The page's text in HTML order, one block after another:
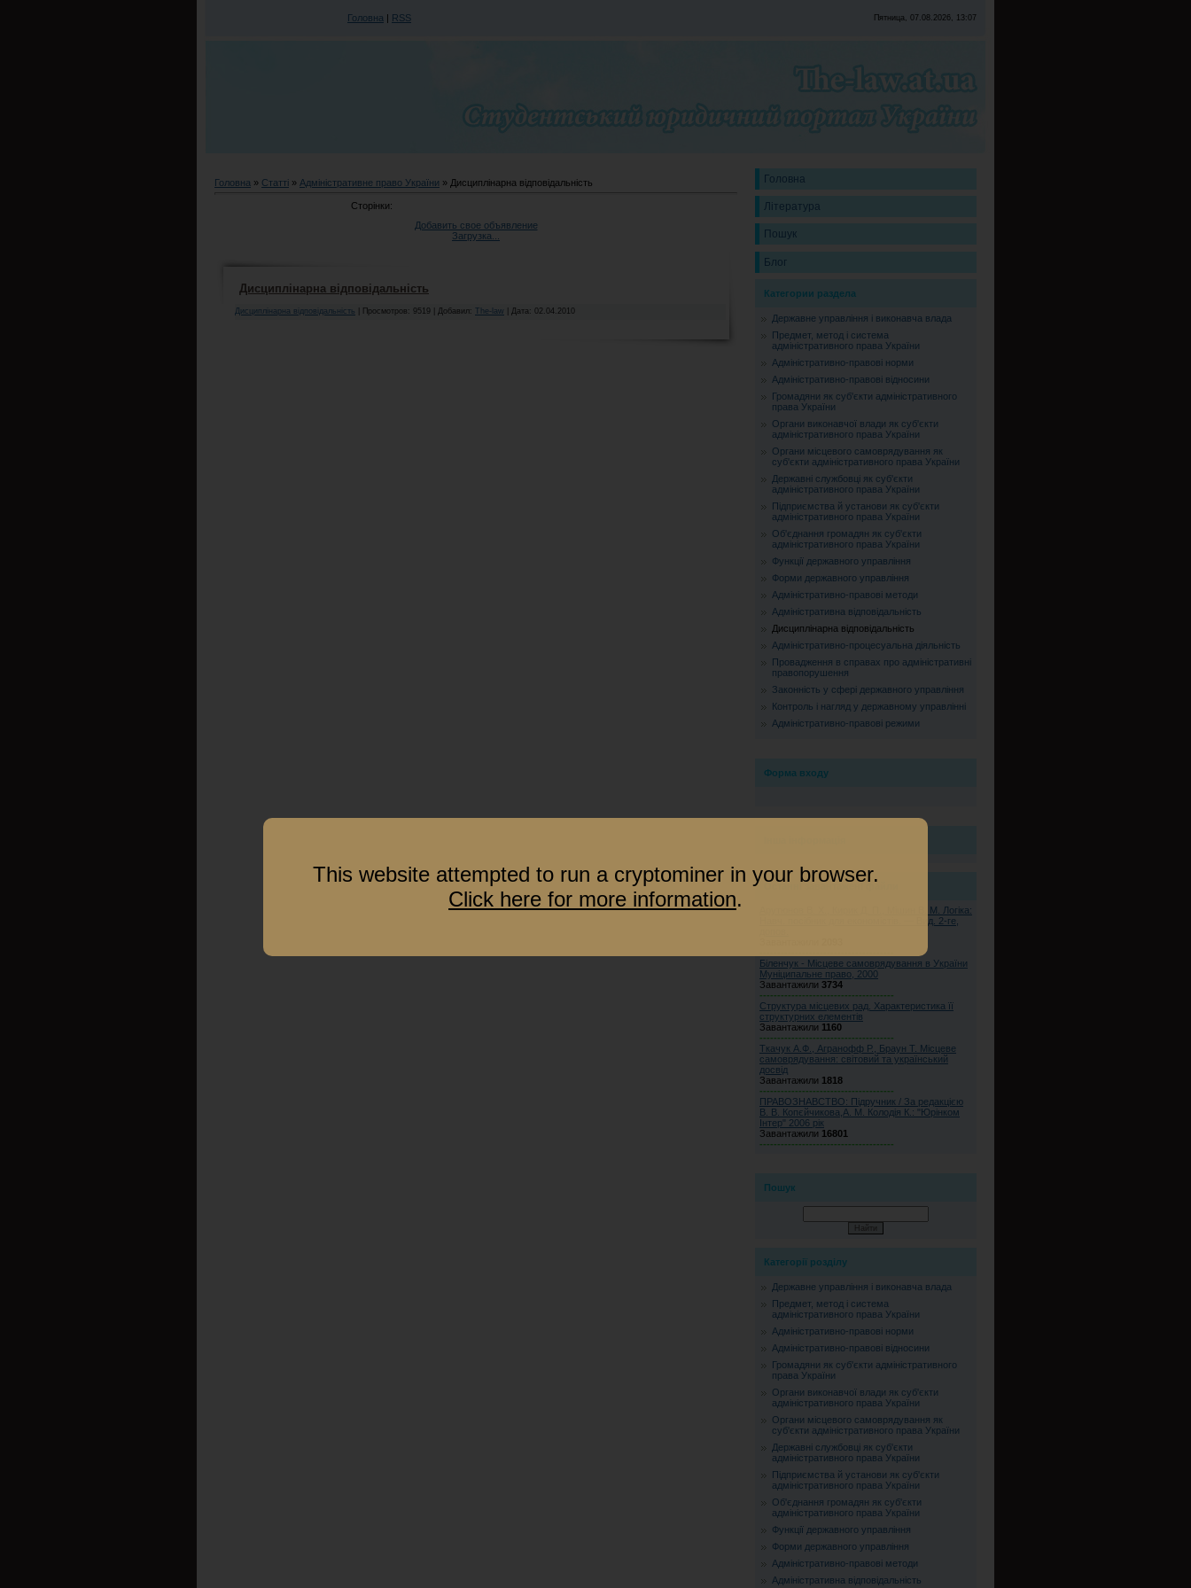
Головна | RSS Пятница, 07.08.2026, 13:07
Головна » Статті » Адміністративне право України » Дисциплінарна відповідальність
Сторінки:
Добавить свое объявление
Загрузка...
Дисциплінарна відповідальність
Дисциплінарна відповідальність | Просмотров: 9519 | Добавил: The-law | Дата: 02.04.2010
Головна
Література
Пошук
Блог
Категории раздела
Державне управління і виконавча влада
Предмет, метод і система
адміністративного права України
Адміністративно-правові норми
Адміністративно-правові відносини
Громадяни як суб'єкти адміністративного
права України
Органи виконавчої влади як суб'єкти
адміністративного права України
Органи місцевого самоврядування як
суб'єкти адміністративного права України
Державні службовці як суб'єкти
адміністративного права України
Підприємства й установи як суб'єкти
адміністративного права України
Об'єднання громадян як суб'єкти
адміністративного права України
Функції державного управління
Форми державного управління
Адміністративно-правові методи
Адміністративна відповідальність
Дисциплінарна відповідальність
Адміністративно-процесуальна діяльність
Провадження в справах про адміністративні
правопорушення
Законність у сфері державного управління
Контроль і нагляд у державному управлінні
Адміністративно-правові режими
Форма входу
Арутюнов В. Х., Кирик Д. П., Мішин В. М. Логіка:
Навч. посібник для економістів. — Вид. 2-ге,
Біленчук - Місцеве самоврядування в України
Муніципальне право, 2000
Завантажили 3734
--------------------------------------
Структура місцевих рад. Характеристика її
структурних елементів
Завантажили 1160
--------------------------------------
Ткачук А.Ф., Агранофф Р., Браун Т. Місцеве
самоврядування: світовий та український
досвід
Завантажили 1818
--------------------------------------
ПРАВОЗНАВСТВО: Підручник / За редакцією
В. В. Копєйчикова,А. М. Колодія К.: "Юрінком
Інтер" 2006 рік
Завантажили 16801
--------------------------------------
Пошук
Категорії розділу
Державне управління і виконавча влада
Предмет, метод і система
адміністративного права України
Адміністративно-правові норми
Адміністративно-правові відносини
Громадяни як суб'єкти адміністративного
права України
Органи виконавчої влади як суб'єкти
адміністративного права України
Органи місцевого самоврядування як
суб'єкти адміністративного права України
Державні службовці як суб'єкти
адміністративного права України
Підприємства й установи як суб'єкти
адміністративного права України
Об'єднання громадян як суб'єкти
адміністративного права України
Функції державного управління
Форми державного управління
Адміністративно-правові методи
Адміністративна відповідальність
This website attempted to run a cryptominer in your browser.
Click here for more information.